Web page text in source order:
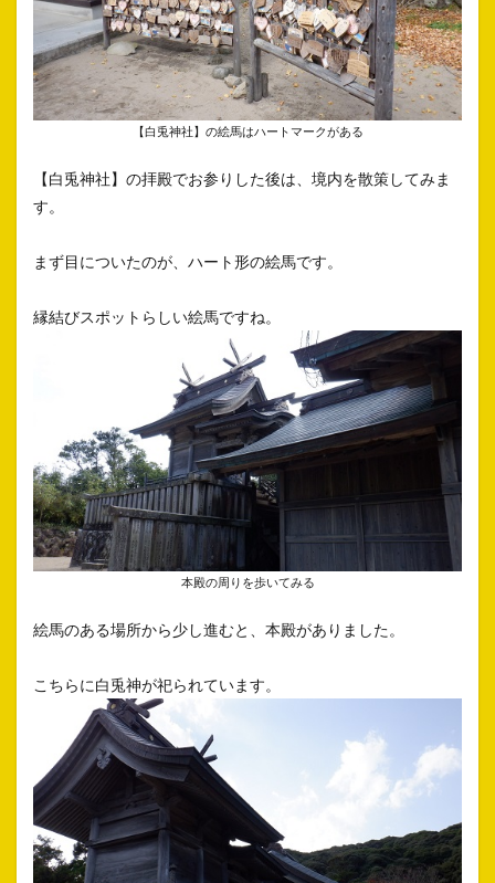
【白兎神社】の絵馬はハートマークがある
【白兎神社】の拝殿でお参りした後は、境内を散策してみま
す。
まず目についたのが、ハート形の絵馬です。
縁結びスポットらしい絵馬ですね。
本殿の周りを歩いてみる
絵馬のある場所から少し進むと、本殿がありました。
こちらに白兎神が祀られています。